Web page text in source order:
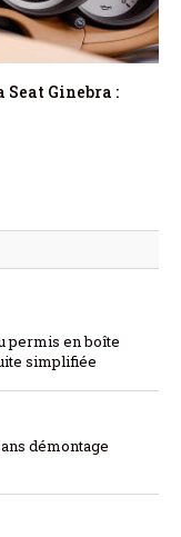
Ginebra :
permis en boîte
simplifiée
démontage